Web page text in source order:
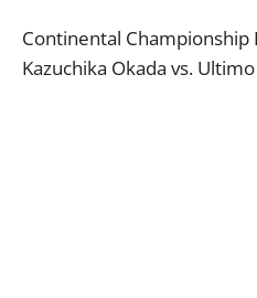
Continental Championship
Kazuchika Okada vs.